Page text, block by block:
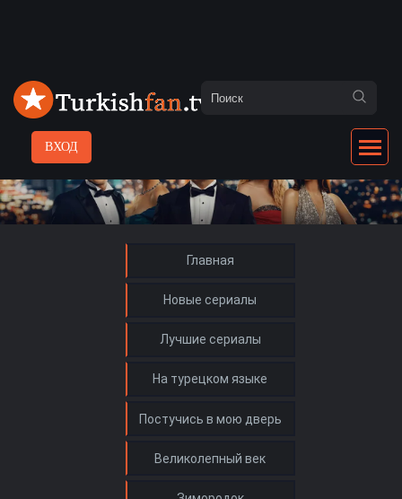
ВХОД
Главная
Новые сериалы
Лучшие сериалы
На турецком языке